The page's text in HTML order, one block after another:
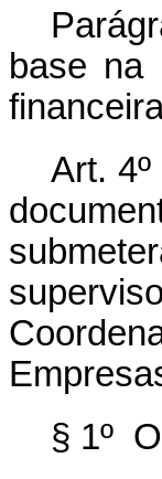
base na
Art.
§ 1º